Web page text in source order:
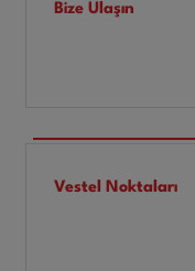
Bize Ulaşın
Vestel Noktaları